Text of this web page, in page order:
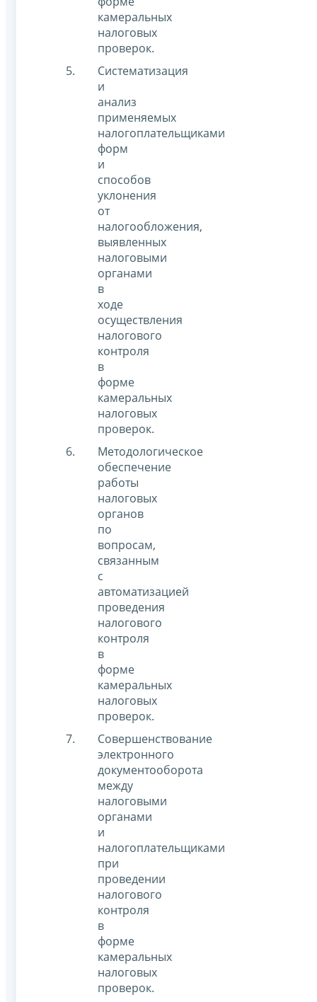
камеральных
налоговых
проверок.
Систематизация
и
анализ
применяемых
налогоплательщиками
форм
и
способов
уклонения
от
налогообложения,
выявленных
налоговыми
органами
в
ходе
осуществления
налогового
контроля
в
форме
камеральных
налоговых
проверок.
Методологическое
обеспечение
работы
налоговых
органов
по
вопросам,
связанным
с
автоматизацией
проведения
налогового
контроля
в
форме
камеральных
налоговых
проверок.
Совершенствование
электронного
документооборота
между
налоговыми
органами
и
налогоплательщиками
при
проведении
налогового
контроля
в
форме
камеральных
налоговых
проверок.